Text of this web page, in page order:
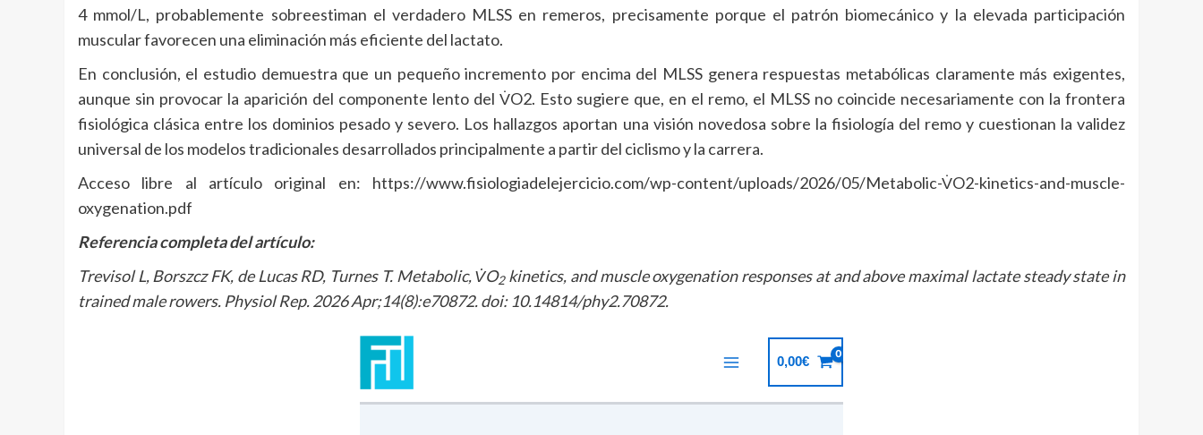
4 mmol/L, probablemente sobreestiman el verdadero MLSS en remeros, precisamente porque el patrón biomecánico y la elevada participación
muscular favorecen una eliminación más eficiente del lactato.
En conclusión, el estudio demuestra que un pequeño incremento por encima del MLSS genera respuestas metabólicas claramente más exigentes,
aunque sin provocar la aparición del componente lento del V̇O2. Esto sugiere que, en el remo, el MLSS no coincide necesariamente con la frontera
fisiológica clásica entre los dominios pesado y severo. Los hallazgos aportan una visión novedosa sobre la fisiología del remo y cuestionan la validez
universal de los modelos tradicionales desarrollados principalmente a partir del ciclismo y la carrera.
Acceso libre al artículo original en: https://www.fisiologiadelejercicio.com/wp-content/uploads/2026/05/Metabolic-V̇O2-kinetics-and-muscle-
oxygenation.pdf
Referencia completa del artículo:
Trevisol L, Borszcz FK, de Lucas RD, Turnes T. Metabolic, V̇O2kinetics, and muscle oxygenation responses at and above maximal lactate steady state in
trained male rowers. Physiol Rep. 2026 Apr;14(8):e70872. doi: 10.14814/phy2.70872.